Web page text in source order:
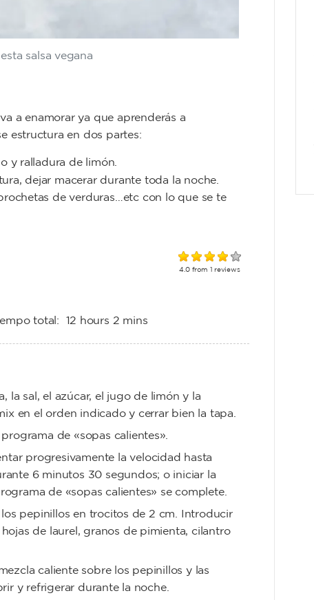
salsa vegana
a enamorar ya que aprenderás a
estructura en dos partes:
y ralladura de limón.
dejar macerar durante toda la noche.
de verduras…etc con lo que se te
4.0from reviews
total: 12 hours 2 mins
la sal, el azúcar, el jugo de limón y la
en el orden indicado y cerrar bien la tapa.
de «sopas calientes».
progresivamente la velocidad hasta
6 minutos 30 segundos; o iniciar la
de «sopas calientes» se complete.
pepinillos en trocitos de 2 cm. Introducir
de laurel, granos de pimienta, cilantro
caliente sobre los pepinillos y las
y refrigerar durante la noche.